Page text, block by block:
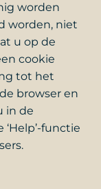
worden
worden, niet
u op de
cookie
tot het
browser en
in de
functie